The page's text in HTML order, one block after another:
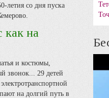
летия со дня пуска
как на
и костюмы,
звонок... 29 детей
на долгий путь в